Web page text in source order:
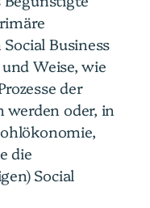
Business
Weise, wie
der
werden oder, in
die
Social